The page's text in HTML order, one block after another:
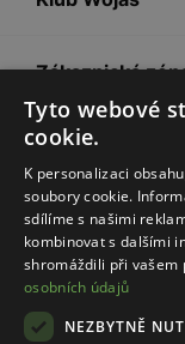
Zákaznická
Společnost
Rady
Tyto webové
cookie.
K personalizaci
soubory cookie.
sdílíme s našimi
kombinovat s dalšími
shromáždili při
osobních údajů
NEZBYTNĚ